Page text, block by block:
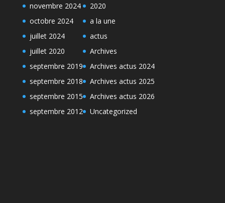
novembre 2024
octobre 2024
juillet 2024
juillet 2020
septembre 2019
septembre 2018
septembre 2015
septembre 2012
2020
a la une
actus
Archives
Archives actus 2024
Archives actus 2025
Archives actus 2026
Uncategorized